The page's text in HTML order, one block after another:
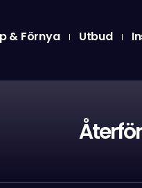
& Förnya Utbud